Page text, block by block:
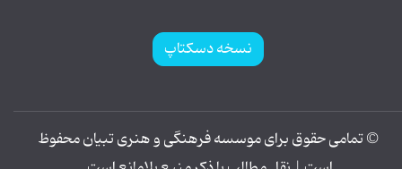
نسخه دسکتاپ
© تمامی حقوق برای موسسه فرهنگی و هنری تبیان محفوظ